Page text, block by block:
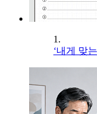
1.
‘내게 맞